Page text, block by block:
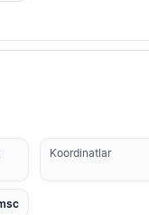
Koordinatlar